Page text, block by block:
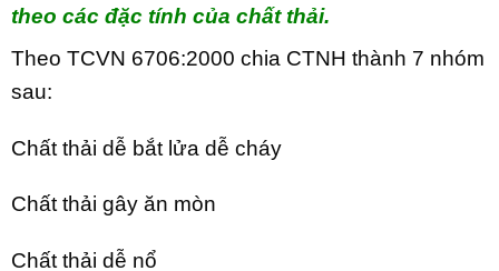
theo các đặc tính của chất thải.
Theo TCVN 6706:2000 chia CTNH thành 7 nhóm
sau:
Chất thải dễ bắt lửa dễ cháy
Chất thải gây ăn mòn
Chất thải dễ nổ